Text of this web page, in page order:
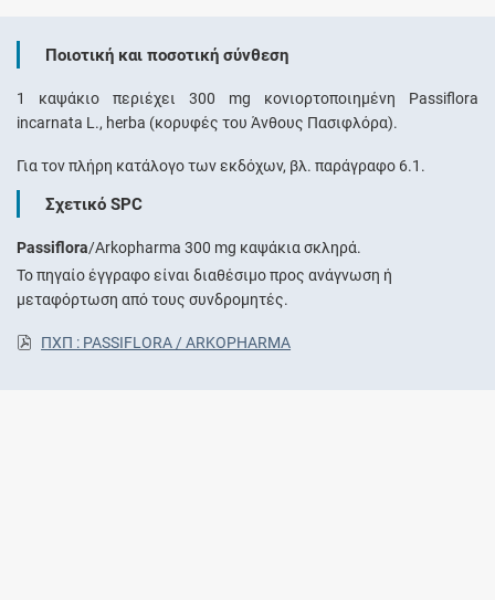
Ποιοτική και ποσοτική σύνθεση
1 καψάκιο περιέχει 300 mg κονιορτοποιημένη Passiflora
incarnata L., herba (κορυφές του Άνθους Πασιφλόρα).
Για τον πλήρη κατάλογο των εκδόχων, βλ. παράγραφο 6.1.
Σχετικό SPC
Passiflora/Arkopharma 300 mg καψάκια σκληρά.
Το πηγαίο έγγραφο είναι διαθέσιμο προς ανάγνωση ή
μεταφόρτωση από τους συνδρομητές.
ΠΧΠ : PASSIFLORA / ARKOPHARMA